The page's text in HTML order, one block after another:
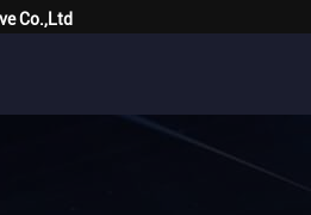
Co.,Ltd